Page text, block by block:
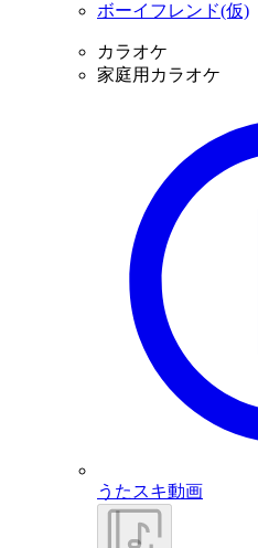
ボーイフレンド(仮)
カラオケ
家庭用カラオケ
うたスキ動画